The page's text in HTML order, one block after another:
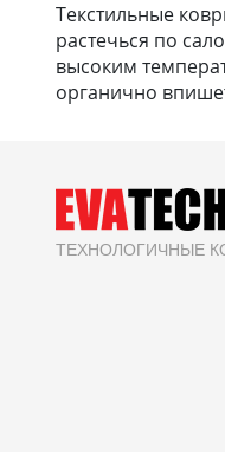
Текстильные
растечься по
высоким
органично
ТЕХНОЛОГИЧНЫЕ